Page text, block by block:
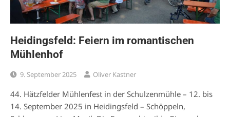
Heidingsfeld: Feiern im romantischen
Mühlenhof
9. September 2025 Oliver Kastner
44. Hätzfelder Mühlenfest in der Schulzenmühle – 12. bis
14. September 2025 in Heidingsfeld – Schöppeln,